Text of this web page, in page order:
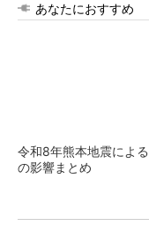
あなたにおすすめ
令和8年熊本地震によ
の影響まとめ